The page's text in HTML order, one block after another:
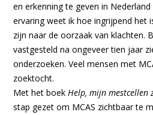
en erkenning te geven in
ervaring weet ik hoe ingrijpend het
zijn naar de oorzaak van klachten.
vastgesteld na ongeveer tien jaar
onderzoeken. Veel mensen met
zoektocht.
Met het boek Help, mijn mestcellen
stap gezet om MCAS zichtbaar te